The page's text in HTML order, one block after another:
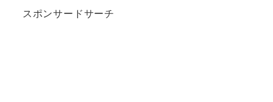
スポンサードサーチ